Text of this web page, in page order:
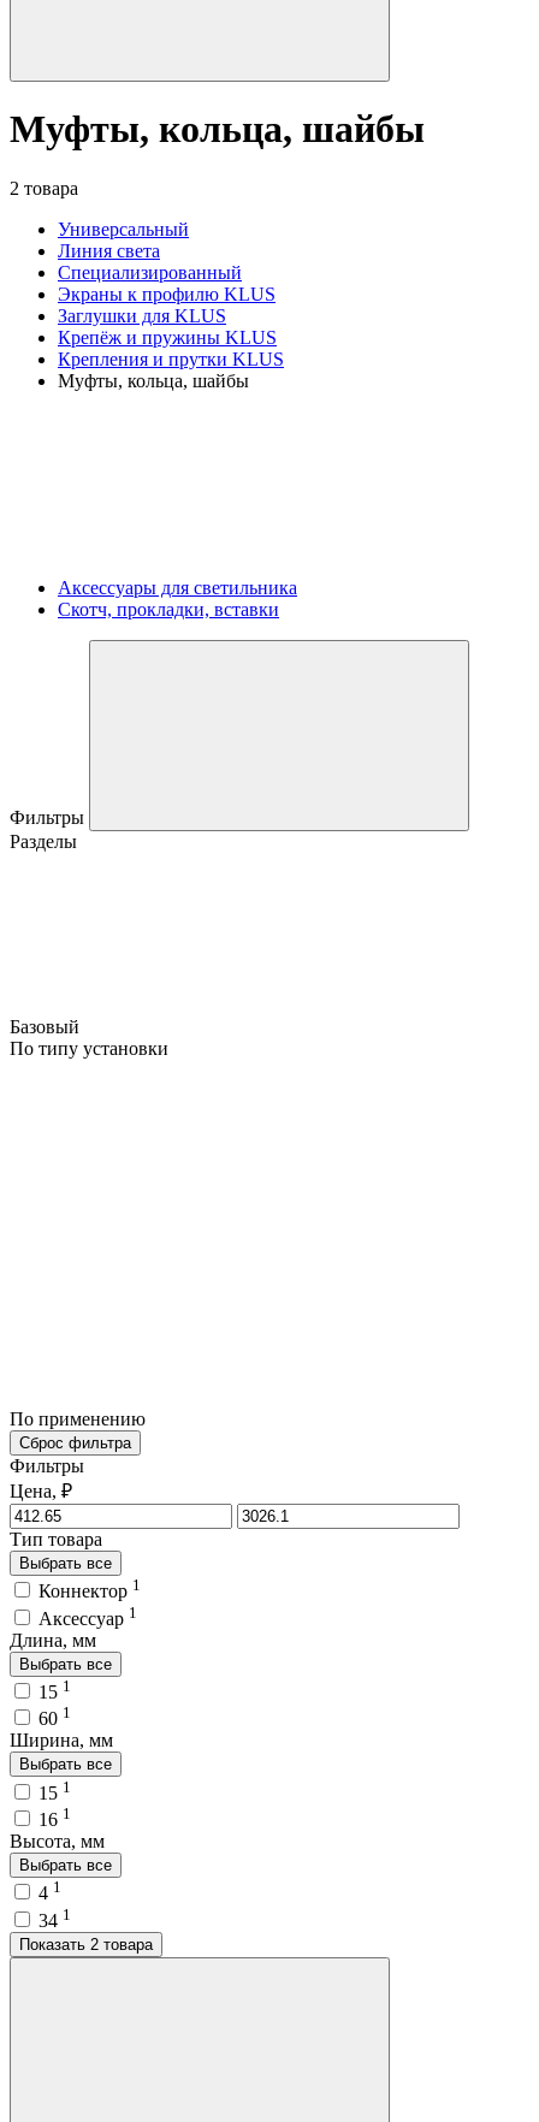
Муфты, кольца, шайбы
2 товара
Универсальный
Линия света
Специализированный
Экраны к профилю KLUS
Заглушки для KLUS
Крепёж и пружины KLUS
Крепления и прутки KLUS
Муфты, кольца, шайбы
Аксессуары для светильника
Скотч, прокладки, вставки
Фильтры
Разделы
Базовый
По типу установки
По применению
Сброс фильтра
Фильтры
Цена, ₽
Тип товара
Выбрать все
Коннектор 1
Аксессуар 1
Длина, мм
Выбрать все
15 1
60 1
Ширина, мм
Выбрать все
15 1
16 1
Высота, мм
Выбрать все
4 1
34 1
Показать 2 товара